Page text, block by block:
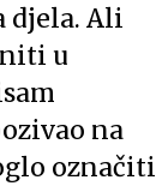
djela. Ali
u
na
označiti